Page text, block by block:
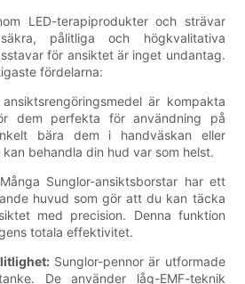
LED-terapiprodukter och strävar
pålitliga och högkvalitativa
för ansiktet är inget undantag.
fördelarna:
ansiktsrengöringsmedel är kompakta
dem perfekta för användning på
bära dem i handväskan eller
behandla din hud var som helst.
Många Sunglor-ansiktsborstar har ett
huvud som gör att du kan täcka
med precision. Denna funktion
totala effektivitet.
Sunglor-pennor är utformade
De använder låg-EMF-teknik